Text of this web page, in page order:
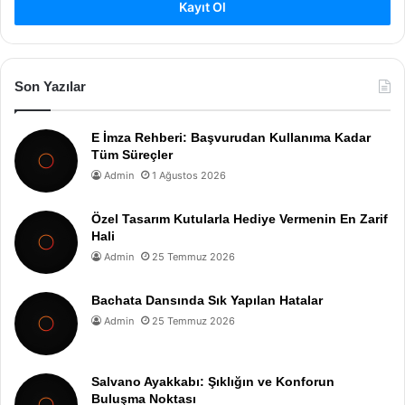
Kayıt Ol
Son Yazılar
E İmza Rehberi: Başvurudan Kullanıma Kadar
Tüm Süreçler
Admin 1 Ağustos 2026
Özel Tasarım Kutularla Hediye Vermenin En Zarif
Hali
Admin 25 Temmuz 2026
Bachata Dansında Sık Yapılan Hatalar
Admin 25 Temmuz 2026
Salvano Ayakkabı: Şıklığın ve Konforun
Buluşma Noktası